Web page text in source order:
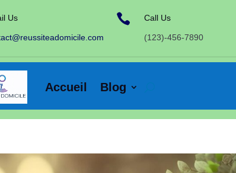
Us  Call Us
(123)-456-7890
Accueil Blog